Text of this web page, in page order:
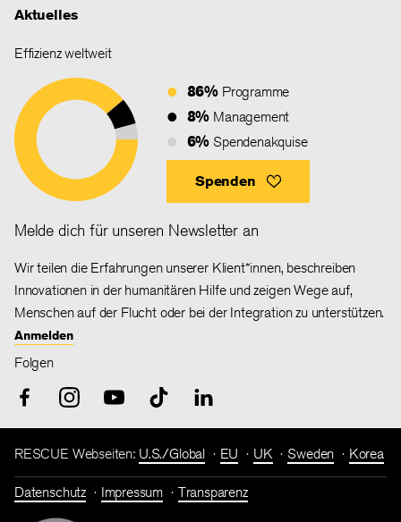
Aktuelles
Effizienz weltweit
86% Programme
8% Management
6% Spendenakquise
Spenden
Melde dich für unseren Newsletter an
Wir teilen die Erfahrungen unserer Klient*innen, beschreiben
Innovationen in der humanitären Hilfe und zeigen Wege auf,
Menschen auf der Flucht oder bei der Integration zu unterstützen.
Anmelden
Folgen
RESCUE Webseiten: U.S./Global EU UK Sweden Korea
Datenschutz Impressum Transparenz